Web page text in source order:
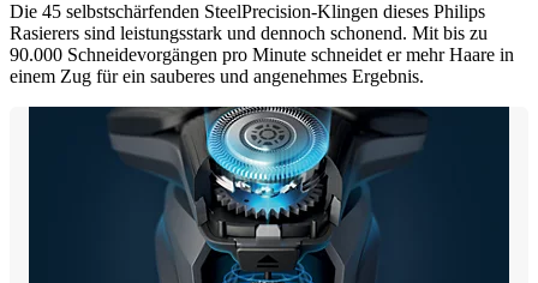
Die 45 selbstschärfenden SteelPrecision-Klingen dieses Philips
Rasierers sind leistungsstark und dennoch schonend. Mit bis zu
90.000 Schneidevorgängen pro Minute schneidet er mehr Haare in
einem Zug für ein sauberes und angenehmes Ergebnis.